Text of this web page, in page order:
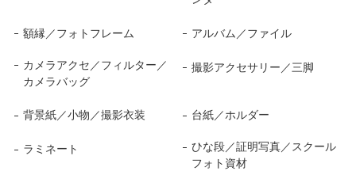
額縁／フォトフレーム アルバム／ファイル
カメラアクセ／フィルター／
カメラバッグ
撮影アクセサリー／三脚
背景紙／小物／撮影衣装 台紙／ホルダー
ラミネート
ひな段／証明写真／スクール
フォト資材